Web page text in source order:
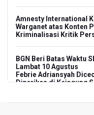
Amnesty International
Warganet atas Konten
Kriminalisasi Kritik
BGN Beri Batas Waktu
Lambat 10 Agustus
Febrie Adriansyah
Diperiksa di Kejagung